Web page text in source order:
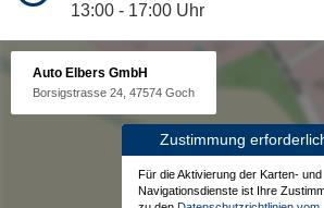
13:00 - 17:00 Uhr
Auto Elbers GmbH
Borsigstrasse 24, 47574 Goch
Zustimmung
Für die Aktivierung der Karten- und
Navigationsdienste ist Ihre